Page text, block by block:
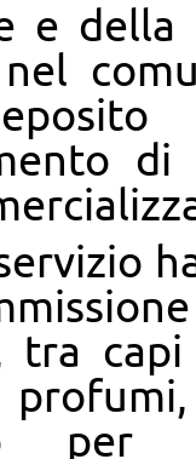
e
tra capi